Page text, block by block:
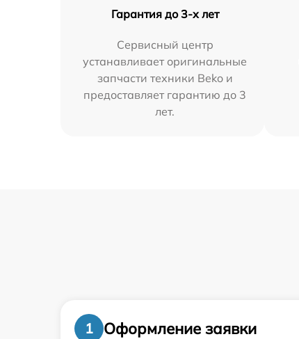
Гарантия до 3-х лет
Сервисный центр
устанавливает оригинальные
запчасти техники Beko и
предоставляет гарантию до 3
лет.
1
Оформление заявки